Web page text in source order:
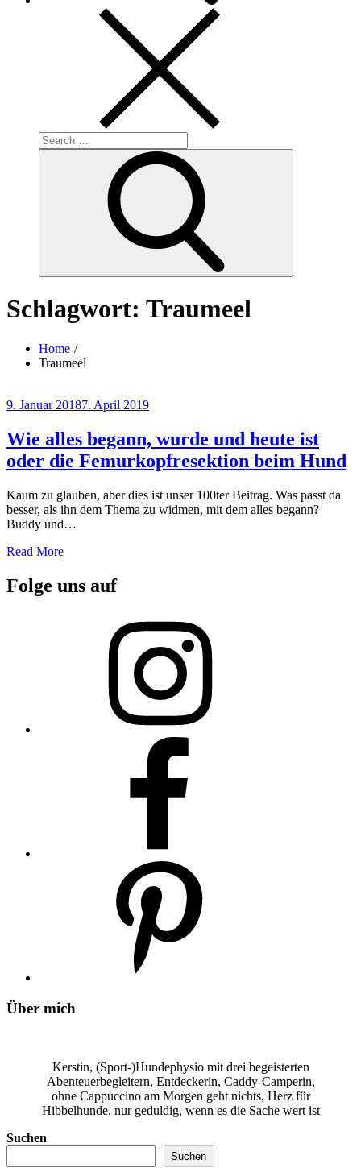
Search
for:
Schlagwort: Traumeel
Home
Traumeel
Posted
9. Januar 20187. April 2019
Wie alles begann, wurde und heute ist
oder die Femurkopfresektion beim Hund
Kaum zu glauben, aber dies ist unser 100ter Beitrag. Was passt da
besser, als ihn dem Thema zu widmen, mit dem alles begann?
Buddy und…
Read More
Folge uns auf
Über mich
Kerstin, (Sport-)Hundephysio mit drei begeisterten
Abenteuerbegleitern, Entdeckerin, Caddy-Camperin,
ohne Cappuccino am Morgen geht nichts, Herz für
Hibbelhunde, nur geduldig, wenn es die Sache wert ist
Suchen
Suchen